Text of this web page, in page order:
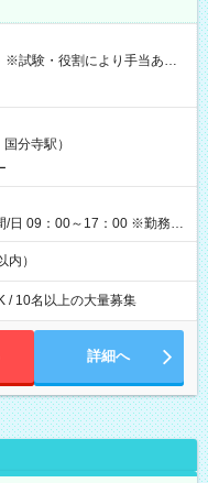
（前払い）オプションあ
1週間ほどで給与の一部を受け
（休憩1時間） 時給1,300円
日の役割により時給＋100
（休憩なし） 時給1,300
円＋交通費 【試用期
分寺駅）
/日 09：00～17：00 ※勤務時
）
/ 10名以上の大量募集
詳細へ